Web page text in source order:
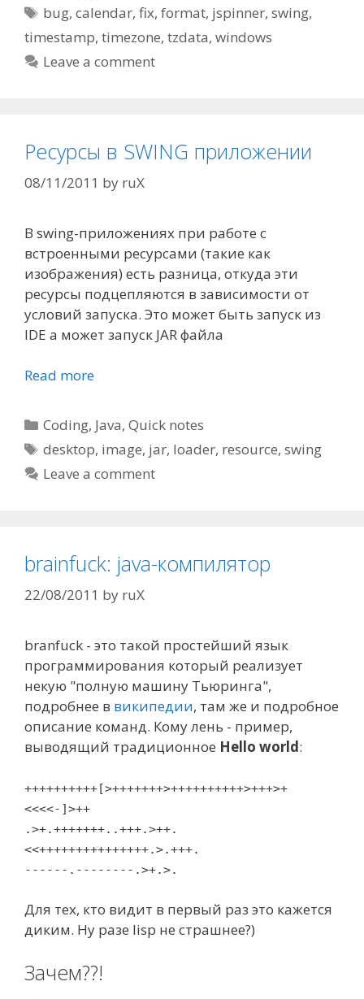
Tags
bug,calendar,fix,format, jspinner,swing,
timestamp, timezone, tzdata, windows
Leave a comment
Ресурсы в SWING приложении
08/11/2011 by ruX
В swing-приложениях при работе с
встроенными ресурсами (такие как
изображения) есть разница, откуда эти
ресурсы подцепляются в зависимости от
условий запуска. Это может быть запуск из
IDE а может запуск JAR файла
Read more
Categories
Coding, Java,Quick notes
Tags
desktop, image, jar, loader, resource,swing
Leave a comment
brainfuck: java-компилятор
22/08/2011 by ruX
branfuck - это такой простейший язык
программирования который реализует
некую "полную машину Тьюринга",
подробнее в википедии, там же и подробное
описание команд. Кому лень - пример,
выводящий традиционное Hello world:
++++++++++[>+++++++>++++++++++>+++>+
<<<<-]>++
.>+.+++++++..+++.>++.
<<+++++++++++++++.>.+++.
------.--------.>+.>.
Для тех, кто видит в первый раз это кажется
диким. Ну разе lisp не страшнее?)
Зачем??!